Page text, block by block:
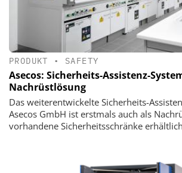
PRODUKT • SAFETY
Asecos: Sicherheits-Assistenz-
Nachrüstlösung
Das weiterentwickelte Sicherheits-
Asecos GmbH ist erstmals auch als
vorhandene Sicherheitsschränke